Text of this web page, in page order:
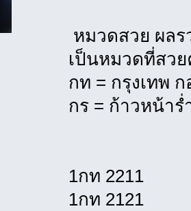
หมวดสวย ผล
เป็นหมวดที่สว
กท = กรุงเทพ ก
กร = ก้าวหน้าร่
1กท 2211
1กท 2121